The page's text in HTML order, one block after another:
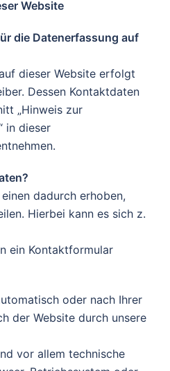
Website
die Datenerfassung auf
dieser Website erfolgt
Dessen Kontaktdaten
„Hinweis zur
in dieser
dadurch erhoben,
Hierbei kann es sich z.
ein Kontaktformular
oder nach Ihrer
der Website durch unsere
vor allem technische